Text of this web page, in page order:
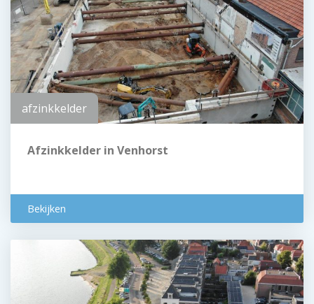
afzinkkelder
Afzinkkelder in Venhorst
Bekijken